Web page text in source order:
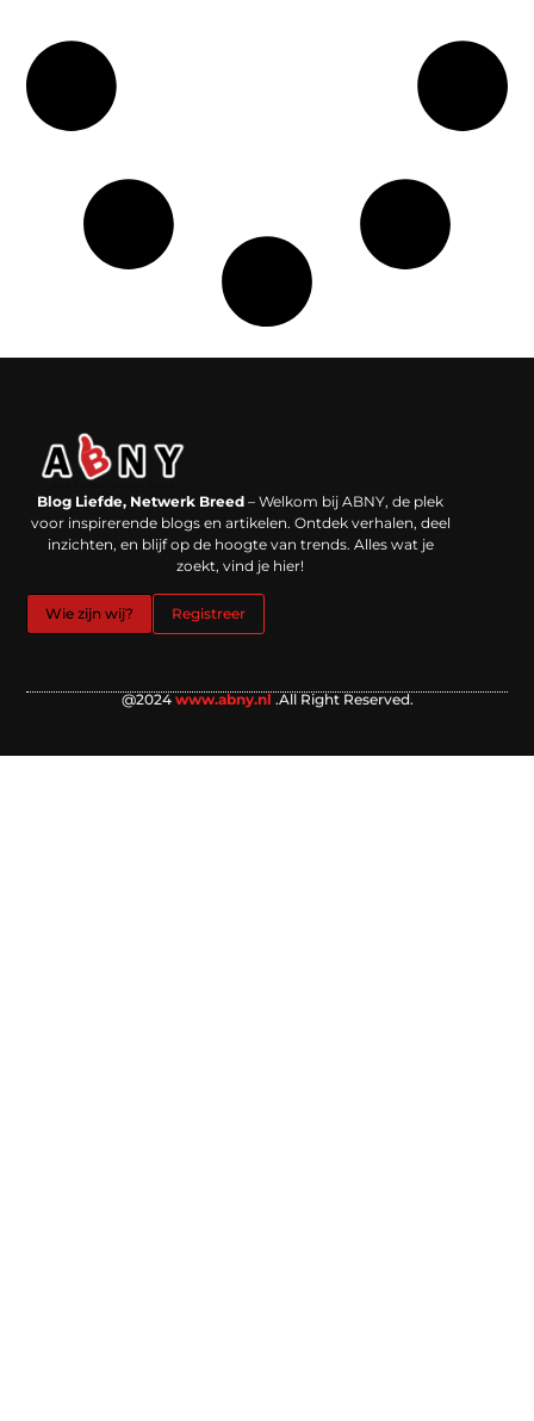
Blog Liefde, Netwerk Breed – Welkom bij ABNY, de plek
voor inspirerende blogs en artikelen. Ontdek verhalen, deel
inzichten, en blijf op de hoogte van trends. Alles wat je
zoekt, vind je hier!
Wie zijn wij? Registreer
@2024 www.abny.nl .All Right Reserved.